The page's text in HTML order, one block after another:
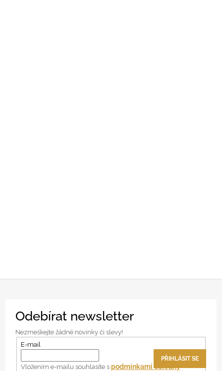
Odebírat newsletter
Nezmeškejte žádné novinky či slevy!
E-mail
Vložením e-mailu souhlasíte spodmínkami ochrany
PŘIHLÁSIT SE